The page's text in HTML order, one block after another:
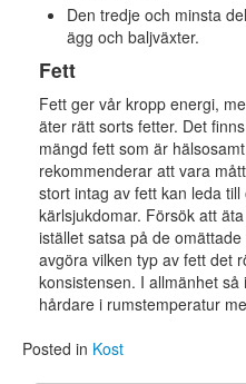
Den tredje och minsta
ägg och baljväxter.
Fett
Fett ger vår kropp energi,
äter rätt sorts fetter. Det
mängd fett som är
rekommenderar att vara
stort intag av fett kan leda
kärlsjukdomar. Försök att
istället satsa på de
avgöra vilken typ av fett det
konsistensen. I allmänhet
hårdare i rumstemperatur
Posted in Kost